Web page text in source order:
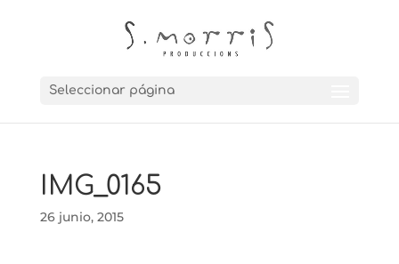
Seleccionar página
IMG_0165
26 junio, 2015